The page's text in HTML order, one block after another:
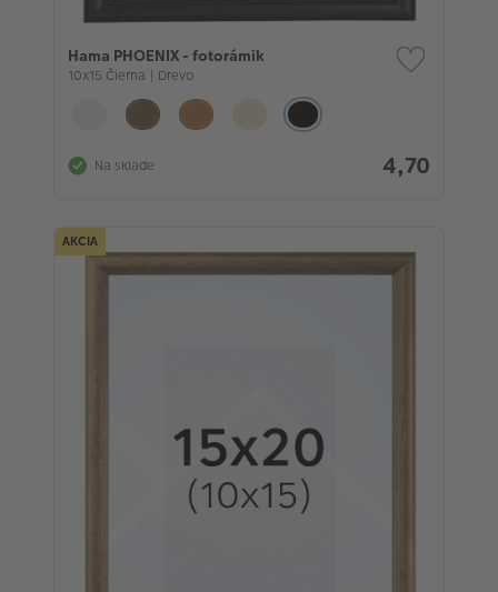
Hama PHOENIX - fotorámik
10x15 Čierna | Drevo
Na sklade 4,70
AKCIA